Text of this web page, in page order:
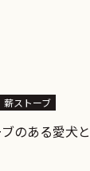
薪ストーブ
のある愛犬